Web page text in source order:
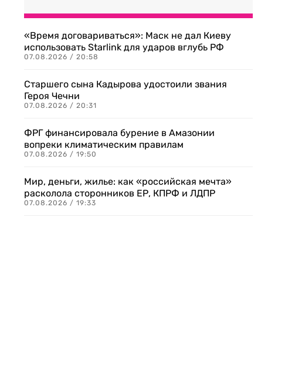
«Время договариваться»: Маск не дал Киеву
использовать Starlink для ударов вглубь РФ
07.08.2026 / 20:58
Старшего сына Кадырова удостоили звания
Героя Чечни
07.08.2026 / 20:31
ФРГ финансировала бурение в Амазонии
вопреки климатическим правилам
07.08.2026 / 19:50
Мир, деньги, жилье: как «российская мечта»
расколола сторонников ЕР, КПРФ и ЛДПР
07.08.2026 / 19:33